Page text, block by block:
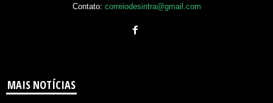
Contato: correiodesintra@gmail.com
MAIS NOTÍCIAS